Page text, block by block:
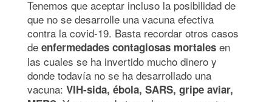
Tenemos que aceptar incluso la posibilidad de
que no se desarrolle una vacuna efectiva
contra la covid-19. Basta recordar otros casos
de enfermedades contagiosas mortales en
las cuales se ha invertido mucho dinero y
donde todavía no se ha desarrollado una
vacuna: VIH-sida, ébola, SARS, gripe aviar,